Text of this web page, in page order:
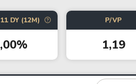
Ação
Bradesco
BDR
JBS
ETFs
BOVA11
Stocks
Tesla
DY (12M) P/VP
1,19